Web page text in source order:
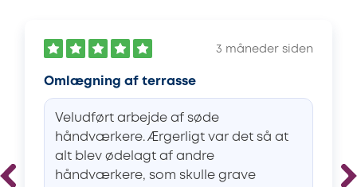
3 måneder siden
Omlægning af terrasse
Veludført arbejde af søde
håndværkere. Ærgerligt var det så at
alt blev ødelagt af andre
håndværkere, som skulle grave